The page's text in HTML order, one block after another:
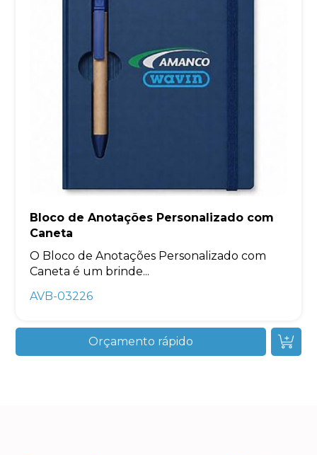
Bloco de Anotações Personalizado com
Caneta
O Bloco de Anotações Personalizado com
Caneta é um brinde...
AVB-03226
Orçamento rápido